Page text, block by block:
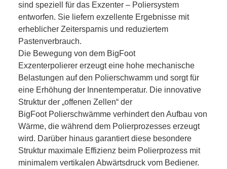
sind speziell für das Exzenter – Poliersystem
entworfen. Sie liefern exzellente Ergebnisse mit
erheblicher Zeitersparnis und reduziertem
Pastenverbrauch.
Die Bewegung von dem BigFoot
Exzenterpolierer erzeugt eine hohe mechanische
Belastungen auf den Polierschwamm und sorgt für
eine Erhöhung der Innentemperatur. Die innovative
Struktur der „offenen Zellen“ der
BigFoot Polierschwämme verhindert den Aufbau von
Wärme, die während dem Polierprozesses erzeugt
wird. Darüber hinaus garantiert diese besondere
Struktur maximale Effizienz beim Polierprozess mit
minimalem vertikalen Abwärtsdruck vom Bediener.